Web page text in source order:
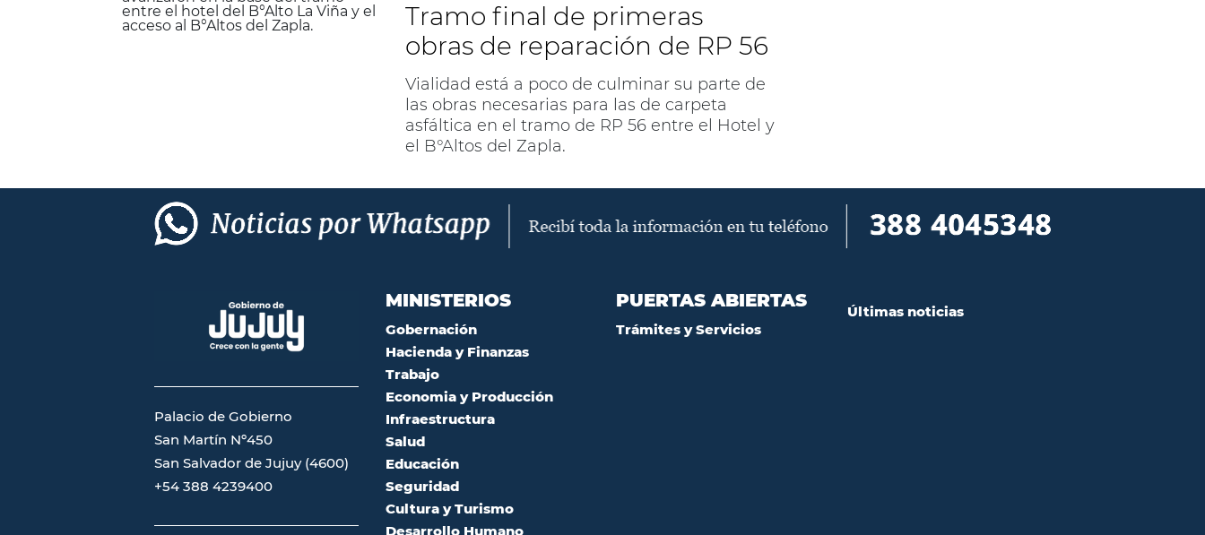
Tramo final de primeras
obras de reparación de RP 56
Vialidad está a poco de culminar su parte de
las obras necesarias para las de carpeta
asfáltica en el tramo de RP 56 entre el Hotel y
el B°Altos del Zapla.
Palacio de Gobierno
San Martín Nº450
San Salvador de Jujuy (4600)
+54 388 4239400
MINISTERIOS
Gobernación
Hacienda y Finanzas
Trabajo
Economia y Producción
Infraestructura
Salud
Educación
Seguridad
Cultura y Turismo
Desarrollo Humano
PUERTAS ABIERTAS
Trámites y Servicios
Últimas noticias